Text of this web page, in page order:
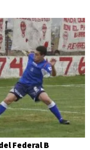
Federal B